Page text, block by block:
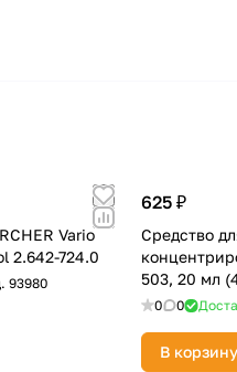
Vario
2.642-724.0
93980
625 ₽
Средство
503, 20 мл
0 0
В корзину